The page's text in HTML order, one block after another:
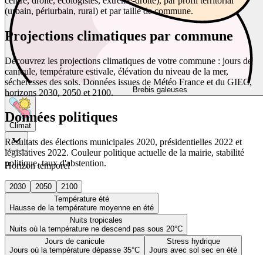
Brebis galeuses
Climat
Horizon temporel
2030 2050
2100
Température été
Hausse de la température moyenne en été
Nuits tropicales
Nuits où la température ne descend pas sous 20°C
Jours de canicule
Jours où la température dépasse 35°C
Stress hydrique
Jours avec sol sec en été
(urbain, périurbain, rural) et par taille de commune.
Projections climatiques par commune
Découvrez les projections climatiques de votre commune : jours de
canicule, température estivale, élévation du niveau de la mer,
sécheresses des sols. Données issues de Météo France et du GIEC,
horizons 2030, 2050 et 2100.
Données politiques
Résultats des élections municipales 2020, présidentielles 2022 et
législatives 2022. Couleur politique actuelle de la mairie, stabilité
politique, taux d'abstention.